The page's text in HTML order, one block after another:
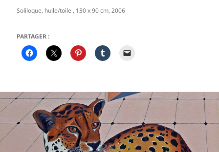
Soliloque, huile/toile , 130 x 90 cm, 2006
PARTAGER :